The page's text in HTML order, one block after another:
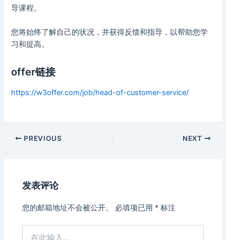
导课程。
您将始终了解自己的状况，并获得反馈和指导，以帮助您学
习和提高。
offer链接
https://w3offer.com/job/head-of-customer-service/
Post
PREVIOUS NEXT
发表评论
您的邮箱地址不会被公开。 必填项已用 * 标注